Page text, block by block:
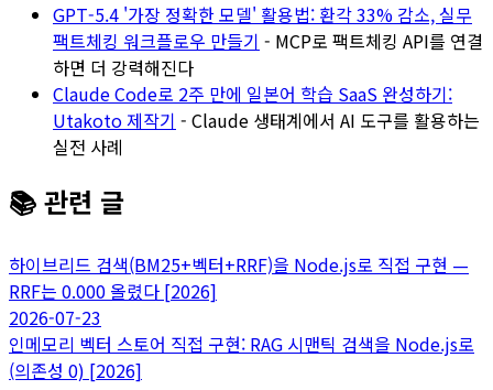
GPT-5.4 '가장 정확한 모델' 활용법: 환각 33% 감소, 실무
팩트체킹 워크플로우 만들기 - MCP로 팩트체킹 API를 연결
하면 더 강력해진다
Claude Code로 2주 만에 일본어 학습 SaaS 완성하기:
Utakoto 제작기 - Claude 생태계에서 AI 도구를 활용하는
실전 사례
📚 관련 글
하이브리드 검색(BM25+벡터+RRF)을 Node.js로 직접 구현 —
RRF는 0.000 올렸다 [2026]
2026-07-23
인메모리 벡터 스토어 직접 구현: RAG 시맨틱 검색을 Node.js로
(의존성 0) [2026]